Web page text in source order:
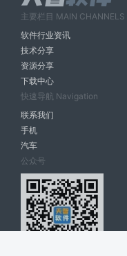
主要栏目 MAIN CHANNELS
软件行业资讯
技术分享
资源分享
下载中心
快速导航 Navigation
联系我们
手机
汽车
公众号